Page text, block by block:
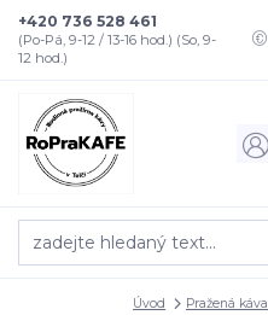
+420 736 528 461
(Po-Pá, 9-12 / 13-16 hod.) (So, 9-
12 hod.)
Úvod Pražená káva